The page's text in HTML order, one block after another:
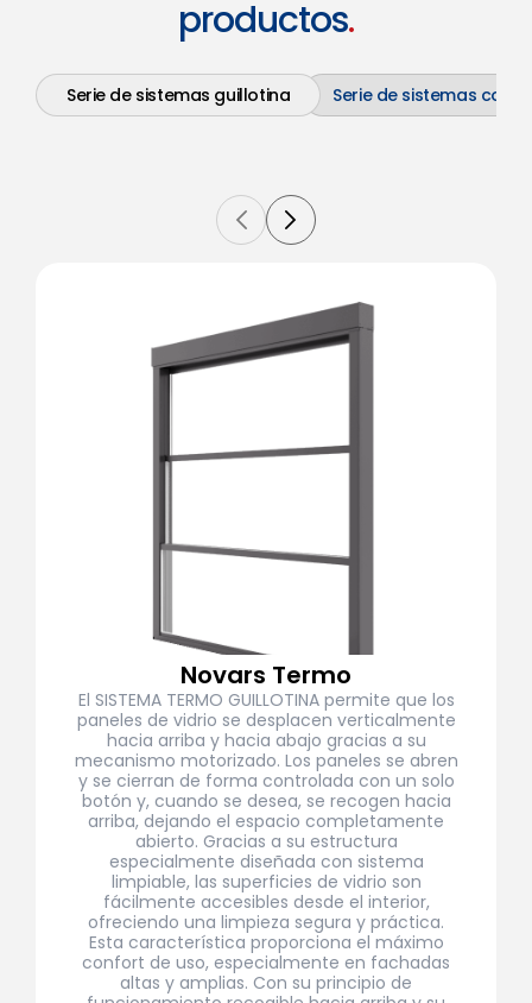
8 productos.
Serie de sistemas guillotina Serie de sistemas
Novars Termo
El SISTEMA TERMO GUILLOTINA permite que los
paneles de vidrio se desplacen verticalmente
hacia arriba y hacia abajo gracias a su
mecanismo motorizado. Los paneles se abren
y se cierran de forma controlada con un solo
botón y, cuando se desea, se recogen hacia
arriba, dejando el espacio completamente
abierto. Gracias a su estructura
especialmente diseñada con sistema
limpiable, las superficies de vidrio son
fácilmente accesibles desde el interior,
ofreciendo una limpieza segura y práctica.
Esta característica proporciona el máximo
confort de uso, especialmente en fachadas
altas y amplias. Con su principio de